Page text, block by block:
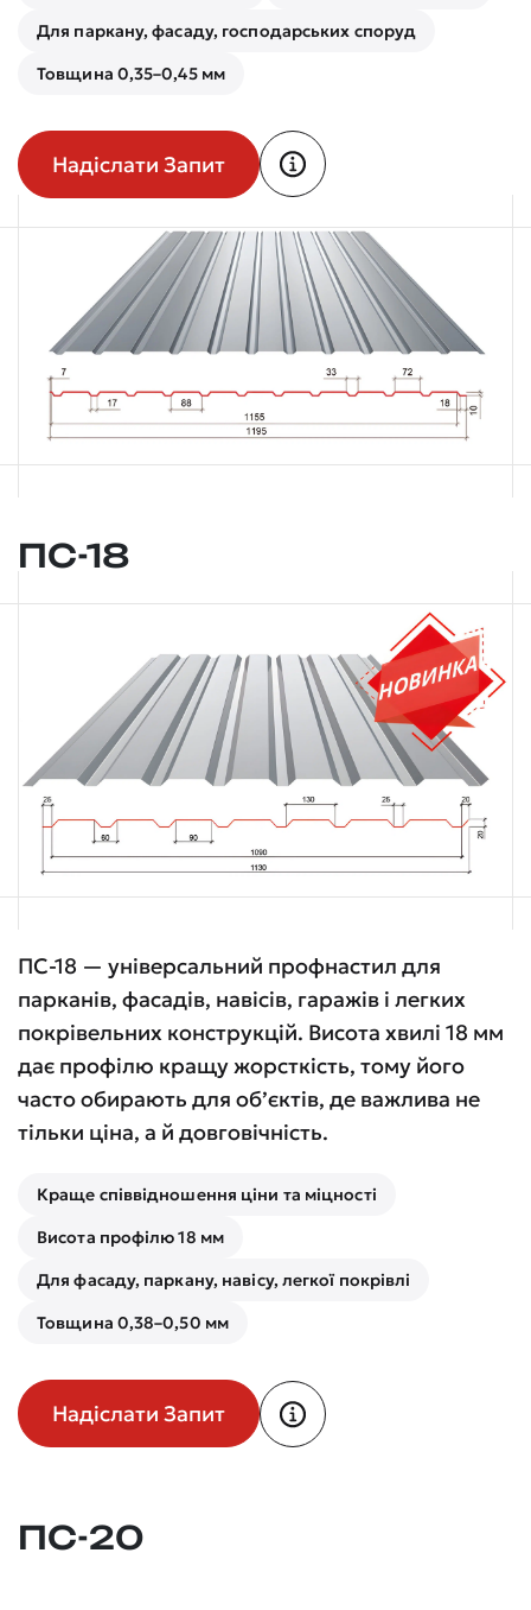
Для паркану, фасаду, господарських споруд
Товщина 0,35–0,45 мм
Надіслати Запит
ПС-18
ПС-18 — універсальний профнастил для
парканів, фасадів, навісів, гаражів і легких
покрівельних конструкцій. Висота хвилі 18 мм
дає профілю кращу жорсткість, тому його
часто обирають для об’єктів, де важлива не
тільки ціна, а й довговічність.
Краще співвідношення ціни та міцності
Висота профілю 18 мм
Для фасаду, паркану, навісу, легкої покрівлі
Товщина 0,38–0,50 мм
Надіслати Запит
ПС-20